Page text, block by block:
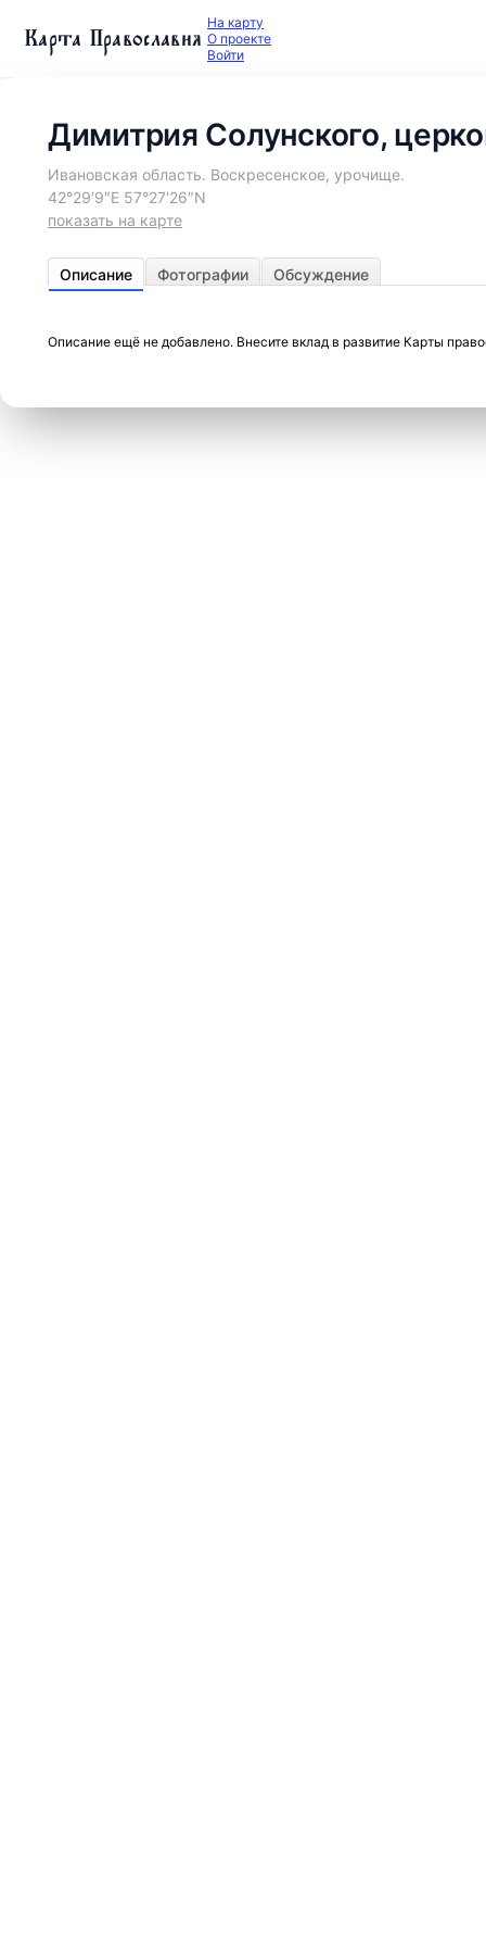
Карта Православия На карту
О проекте
Войти
Димитрия Солунского,
Ивановская область. Воскресенское, урочище.
42°29′9″E 57°27′26″N
показать на карте
Описание Фотографии Обсуждение
Описание ещё не добавлено. Внесите вклад в развитие Карты